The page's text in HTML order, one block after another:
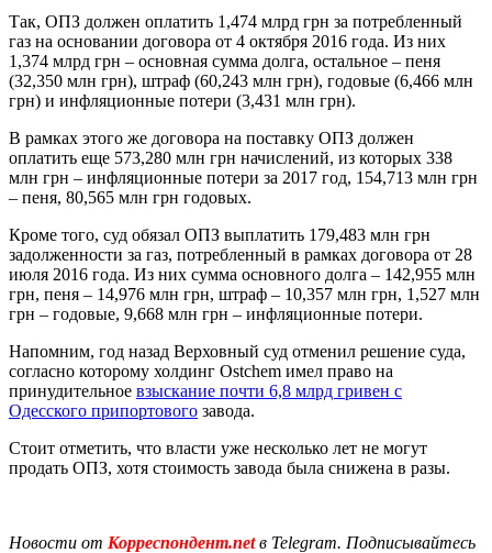
Так, ОПЗ должен оплатить 1,474 млрд грн за потребленный
газ на основании договора от 4 октября 2016 года. Из них
1,374 млрд грн – основная сумма долга, остальное – пеня
(32,350 млн грн), штраф (60,243 млн грн), годовые (6,466 млн
грн) и инфляционные потери (3,431 млн грн).
В рамках этого же договора на поставку ОПЗ должен
оплатить еще 573,280 млн грн начислений, из которых 338
млн грн – инфляционные потери за 2017 год, 154,713 млн грн
– пеня, 80,565 млн грн годовых.
Кроме того, суд обязал ОПЗ выплатить 179,483 млн грн
задолженности за газ, потребленный в рамках договора от 28
июля 2016 года. Из них сумма основного долга – 142,955 млн
грн, пеня – 14,976 млн грн, штраф – 10,357 млн грн, 1,527 млн
грн – годовые, 9,668 млн грн – инфляционные потери.
Напомним, год назад Верховный суд отменил решение суда,
согласно которому холдинг Ostchem имел право на
принудительное взыскание почти 6,8 млрд гривен с
Одесского припортового завода.
Стоит отметить, что власти уже несколько лет не могут
продать ОПЗ, хотя стоимость завода была снижена в разы.
Новости от Корреспондент.netв Telegram. Подписывайтесь